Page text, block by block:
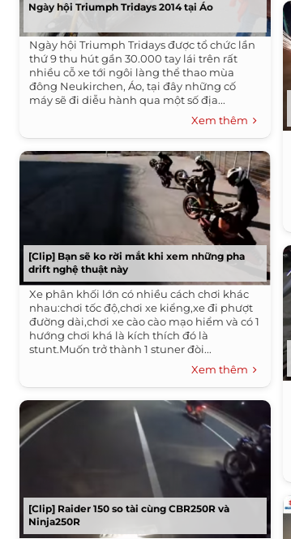
Ngày hội Triumph Tridays 2014 tại Áo
Ngày hội Triumph Tridays được tổ chức lần
thứ 9 thu hút gần 30.000 tay lái trên rất
nhiều cỗ xe tới ngôi làng thể thao mùa
đông Neukirchen, Áo, tại đây những cố
máy sẽ đi diễu hành qua một số địa...
Xem thêm
[Clip] Bạn sẽ ko rời mắt khi xem những pha
drift nghệ thuật này
Xe phân khối lớn có nhiều cách chơi khác
nhau:chơi tốc độ,chơi xe kiểng,xe đi phượt
đường dài,chơi xe cào cào mạo hiểm và có 1
hướng chơi khá là kích thích đó là
stunt.Muốn trở thành 1 stuner đòi...
Xem thêm
[Clip] Raider 150 so tài cùng CBR250R và
Ninja250R